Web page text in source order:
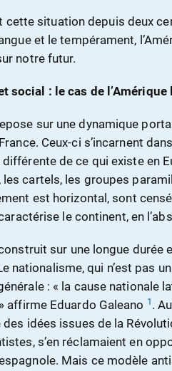
cette situation depuis deux
et le tempérament,
notre futur.
social : le cas de l’Amérique
sur une dynamique
Ceux-ci s’incarnent
de ce qui existe en
cartels, les groupes
est horizontal, sont
le continent, en
sur une longue durée
nationalisme, qui n’est pas
: « la cause nationale
affirme Eduardo Galeano 1 .
des idées issues de la
s’en réclamaient en
Mais ce modèle